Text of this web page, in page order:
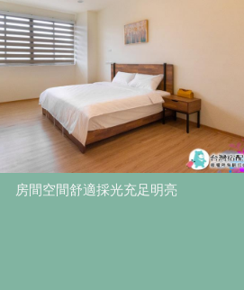
房間空間舒適採光充足明亮